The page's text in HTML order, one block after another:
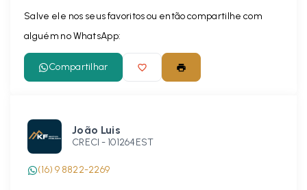
Salve ele nos seus favoritos ou então compartilhe com
alguém no WhatsApp:
Compartilhar
João Luis
CRECI - 101264EST
(16) 9 8822-2269